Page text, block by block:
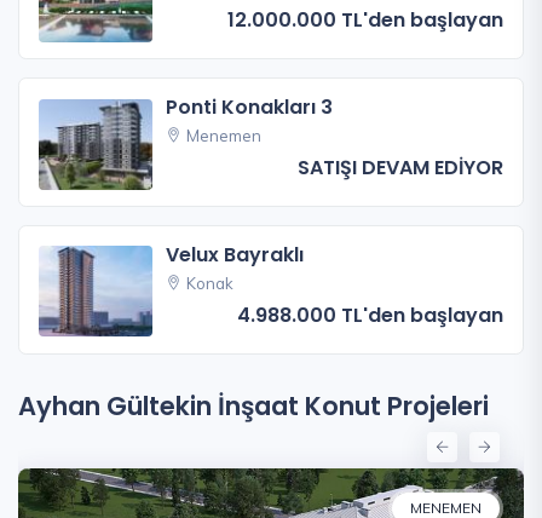
12.000.000 TL'den başlayan
Ponti Konakları 3
Menemen
SATIŞI DEVAM EDİYOR
Velux Bayraklı
Konak
4.988.000 TL'den başlayan
Ayhan Gültekin İnşaat Konut Projeleri
MENEMEN